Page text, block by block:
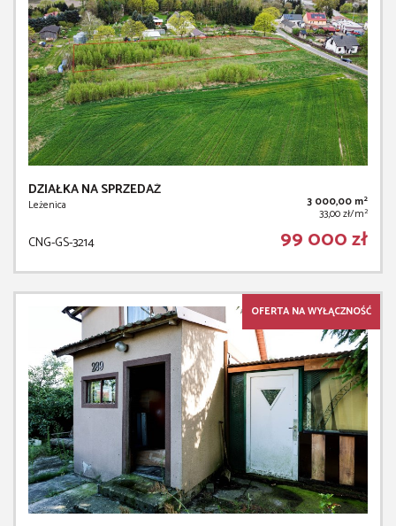
DZIAŁKA NA SPRZEDAŻ
Leżenica 3 000,00 m2
33,00 zł/m2
CNG-GS-3214 99 000 zł
OFERTA NA WYŁĄCZNOŚĆ